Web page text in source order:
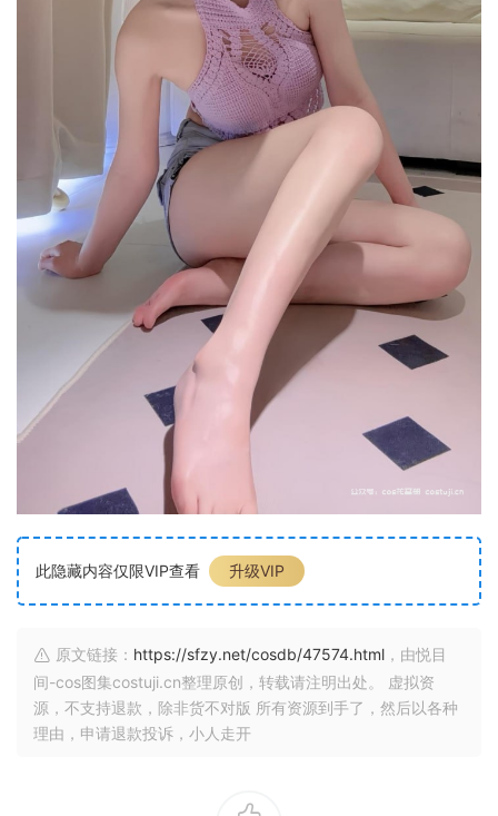
此隐藏内容仅限VIP查看 升级VIP
原文链接： https://sfzy.net/cosdb/47574.html ，由悦目
间-cos图集costuji.cn整理原创，转载请注明出处。 虚拟资
源，不支持退款，除非货不对版 所有资源到手了，然后以各种
理由，申请退款投诉，小人走开